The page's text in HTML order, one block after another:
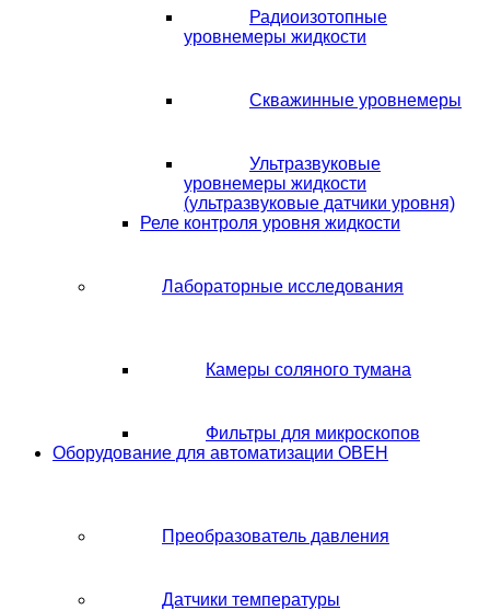
Радиоизотопные
уровнемеры жидкости
Скважинные уровнемеры
Ультразвуковые
уровнемеры жидкости
(ультразвуковые датчики уровня)
Реле контроля уровня жидкости
Лабораторные исследования
Камеры соляного тумана
Фильтры для микроскопов
Оборудование для автоматизации ОВЕН
Преобразователь давления
Датчики температуры